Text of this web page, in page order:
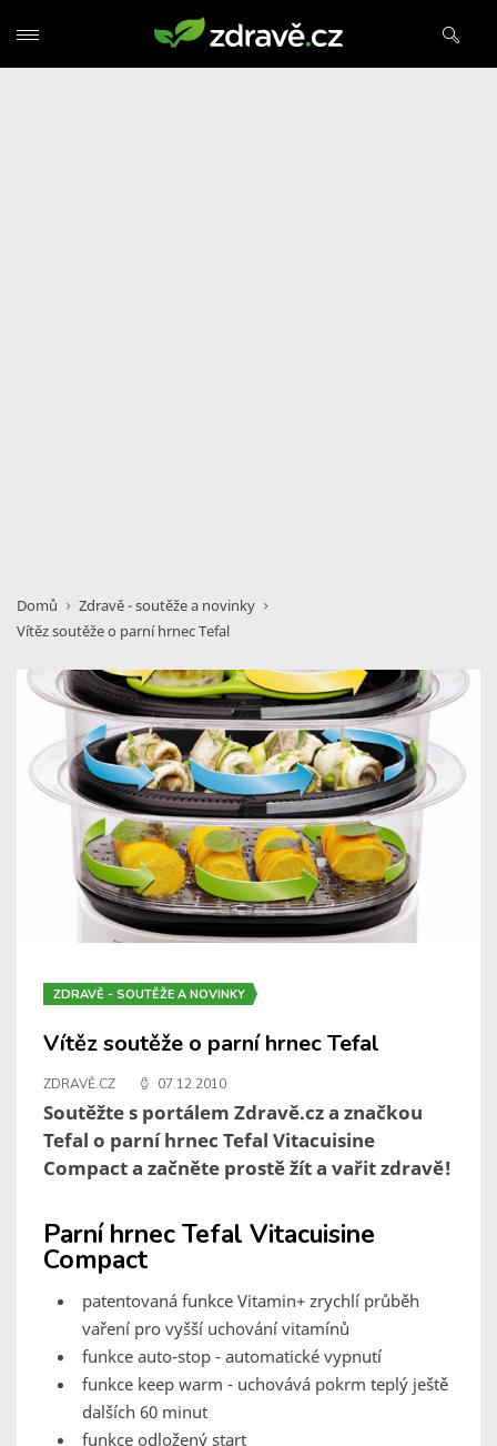
Domů
Zdravě - soutěže a novinky
Vítěz soutěže o parní hrnec Tefal
ZDRAVĚ - SOUTĚŽE A NOVINKY
Vítěz soutěže o parní hrnec Tefal
ZDRAVĚ.CZ 07.12.2010
Soutěžte s portálem Zdravě.cz a značkou
Tefal o parní hrnec Tefal Vitacuisine
Compact a začněte prostě žít a vařit zdravě!
Parní hrnec Tefal Vitacuisine
Compact
patentovaná funkce Vitamin+ zrychlí průběh
vaření pro vyšší uchování vitamínů
funkce auto-stop - automatické vypnutí
funkce keep warm - uchovává pokrm teplý ještě
dalších 60 minut
funkce odložený start